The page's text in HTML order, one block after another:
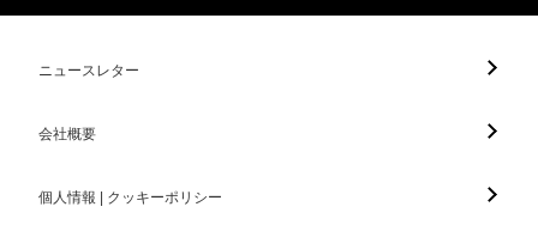
ニュースレター
会社概要
個人情報 | クッキーポリシー